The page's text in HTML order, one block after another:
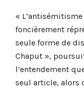
«
foncièrement
seule forme de
Chaput »,
l’entendement
seul article, alors